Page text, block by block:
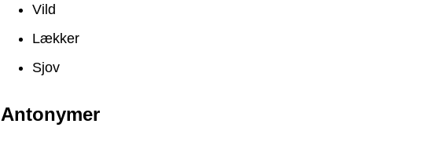
Vild
Lækker
Sjov
Antonymer